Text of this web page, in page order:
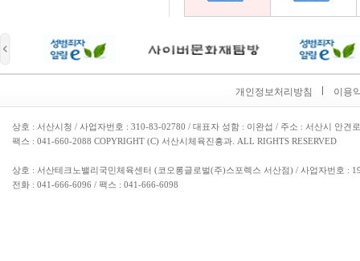
개인정보처리방침 이용
상호 : 서산시청 / 사업자번호 : 310-83-02780 / 대표자 성함 : 이완섭 / 주소 : 서산시 안견
팩스 : 041-660-2088 COPYRIGHT (C) 서산시체육진흥과. ALL RIGHTS RESERVED
상호 : 서산테크노밸리국민체육센터 (코오롱글로벌(주)스포렉스 서산점) / 사업자번호 :
전화 : 041-666-6096 / 팩스 : 041-666-6098